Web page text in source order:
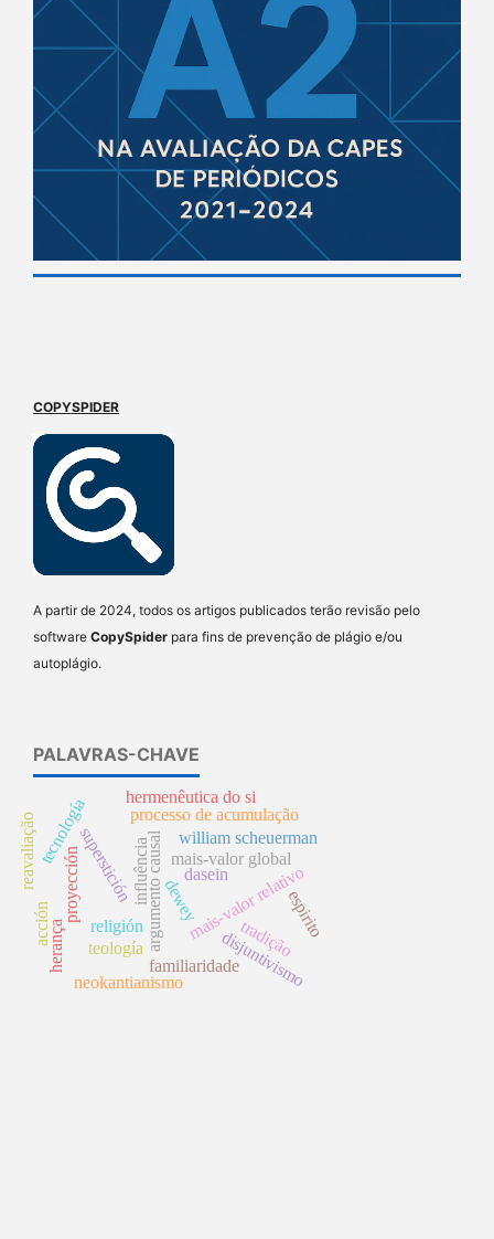
COPYSPIDER
A partir de 2024, todos os artigos publicados terão revisão pelo
software CopySpider para fins de prevenção de plágio e/ou
autoplágio.
PALAVRAS-CHAVE
argumento causal
superstición
proyección
processo de acumulação
mais-valor global
mais-valor relativo
disjuntivismo
religión
tecnología
dewey
teología
espirito
influência
familiaridade
william scheuerman
neokantianismo
dasein
herança
reavaliação
tradição
hermenêutica do si
acción